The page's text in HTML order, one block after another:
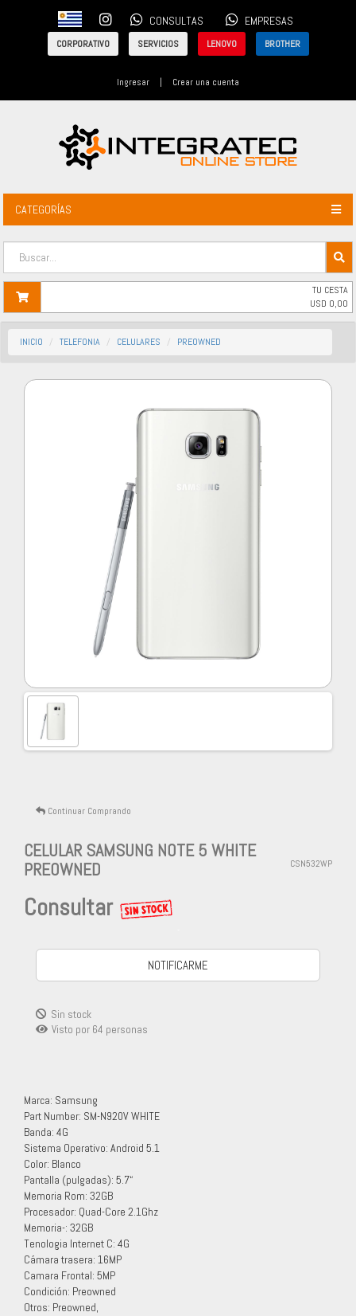
CONSULTAS EMPRESAS
CORPORATIVO SERVICIOS LENOVO BROTHER
Ingresar | Crear una cuenta
CATEGORÍAS
TU CESTA
USD 0,00
INICIO TELEFONIA CELULARES PREOWNED
Continuar Comprando
CELULAR SAMSUNG NOTE 5 WHITE
PREOWNED
CSN532WP
Consultar
NOTIFICARME
Sin stock
Visto por 64 personas
Marca: Samsung
Part Number: SM-N920V WHITE
Banda: 4G
Sistema Operativo: Android 5.1
Color: Blanco
Pantalla (pulgadas): 5.7“
Memoria Rom: 32GB
Procesador: Quad-Core 2.1Ghz
Memoria-: 32GB
Tenologia Internet C: 4G
Cámara trasera: 16MP
Camara Frontal: 5MP
Condición: Preowned
Otros: Preowned,